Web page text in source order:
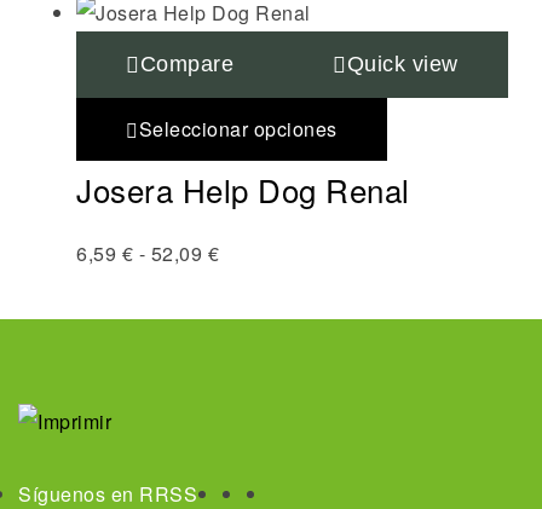
Compare Quick view
Seleccionar opciones
Josera Help Dog Renal
6,59 € - 52,09 €
Síguenos en RRSS